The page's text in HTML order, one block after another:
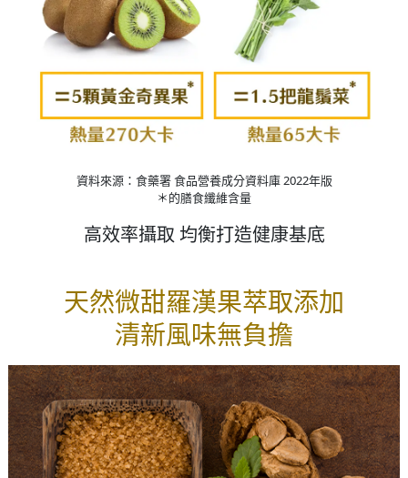
資料來源：食藥署 食品營養成分資料庫 2022年版
＊的膳食纖維含量
高效率攝取 均衡打造健康基底
天然微甜羅漢果萃取添加
清新風味無負擔